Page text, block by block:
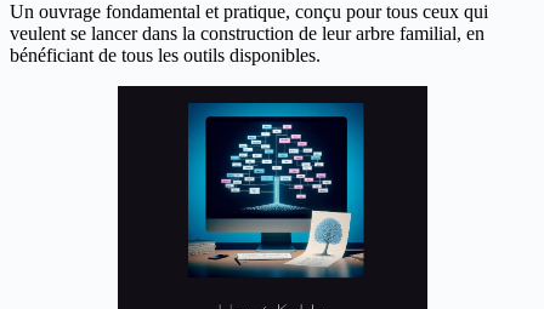
Un ouvrage fondamental et pratique, conçu pour tous ceux qui
veulent se lancer dans la construction de leur arbre familial, en
bénéficiant de tous les outils disponibles.